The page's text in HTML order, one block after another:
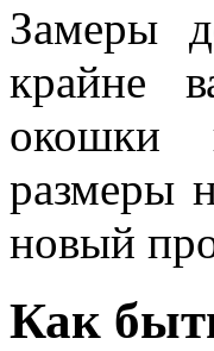
Замеры
крайне
окошки
размеры
новый
Как